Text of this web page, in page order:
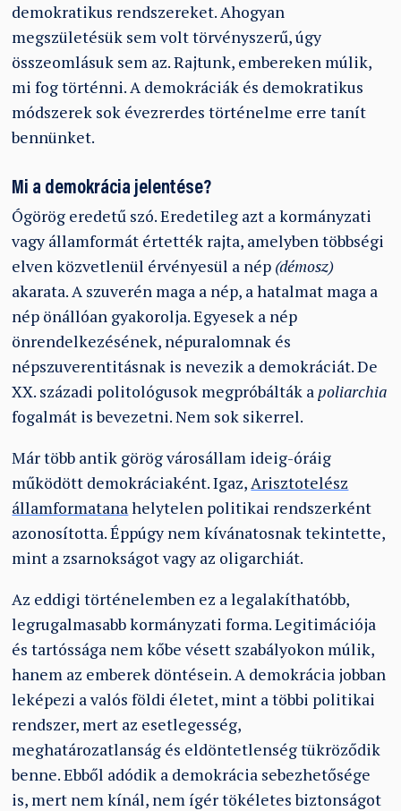
demokratikus rendszereket. Ahogyan
megszületésük sem volt törvényszerű, úgy
összeomlásuk sem az. Rajtunk, embereken múlik,
mi fog történni. A demokráciák és demokratikus
módszerek sok évezrerdes történelme erre tanít
bennünket.
Mi a demokrácia jelentése?
Ógörög eredetű szó. Eredetileg azt a kormányzati
vagy államformát értették rajta, amelyben többségi
elven közvetlenül érvényesül a nép (démosz)
akarata. A szuverén maga a nép, a hatalmat maga a
nép önállóan gyakorolja. Egyesek a nép
önrendelkezésének, népuralomnak és
népszuverentitásnak is nevezik a demokráciát. De
XX. századi politológusok megpróbálták apoliarchia
fogalmát is bevezetni. Nem sok sikerrel.
Már több antik görög városállam ideig-óráig
működött demokráciaként. Igaz,Arisztotelész
államformatanahelytelen politikai rendszerként
azonosította. Éppúgy nem kívánatosnak tekintette,
mint a zsarnokságot vagy az oligarchiát.
Az eddigi történelemben ez a legalakíthatóbb,
legrugalmasabb kormányzati forma. Legitimációja
és tartóssága nem kőbe vésett szabályokon múlik,
hanem az emberek döntésein. A demokrácia jobban
leképezi a valós földi életet, mint a többi politikai
rendszer, mert az esetlegesség,
meghatározatlanság és eldöntetlenség tükröződik
benne. Ebből adódik a demokrácia sebezhetősége
is, mert nem kínál, nem ígér tökéletes biztonságot